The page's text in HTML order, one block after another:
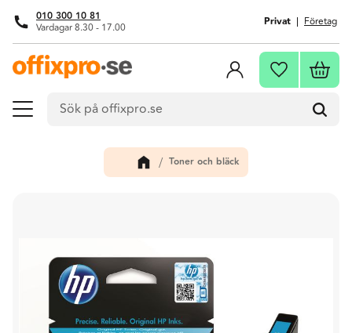
Meny
010 300 10 81
Vardagar 8.30 - 17.00 Privat Företag
Favoriter
Toner och bläck